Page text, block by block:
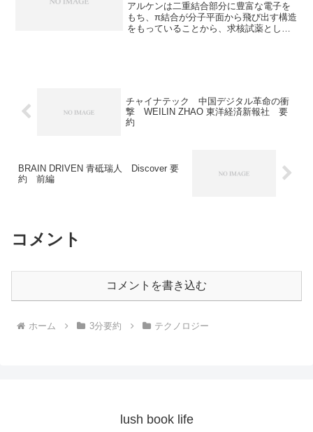
アルケンは二重結合部分に豊富な電子を
もち、π結合が分子平面から飛び出す構造
をもっていることから、求核試薬として
チャイナテック 中国デジタル革命の衝
撃 WEILIN ZHAO 東洋経済新報社 要
約
BRAIN DRIVEN 青砥瑞人 Discover 要
約 前編
コメント
コメントを書き込む
ホーム 3分要約 テクノロジー
lush book life